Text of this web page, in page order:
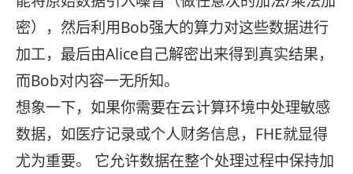
密），然后利用Bob强大的算力对这些数据进行
加工，最后由Alice自己解密出来得到真实结果，
而Bob对内容一无所知。
想象一下，如果你需要在云计算环境中处理敏感
数据，如医疗记录或个人财务信息，FHE就显得
尤为重要。 它允许数据在整个处理过程中保持加